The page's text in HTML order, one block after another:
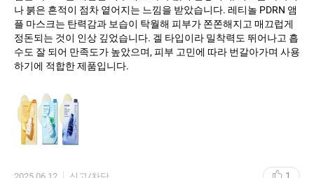
나 붉은 흔적이 점차 옅어지는 느낌을 받았습니다. 레티놀 PDRN 앰
플 마스크는 탄력감과 보습이 탁월해 피부가 쫀쫀해지고 매끄럽게
정돈되는 것이 인상 깊었습니다. 겔 타입이라 밀착력도 뛰어나고 흡
수도 잘 되어 만족도가 높았으며, 피부 고민에 따라 번갈아가며 사용
하기에 적합한 제품입니다.